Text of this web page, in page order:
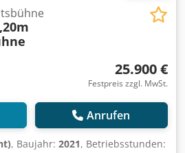
25.900 €
Festpreis zzgl. MwSt.
Anrufen
, Baujahr: 2021, Betriebsstunden: